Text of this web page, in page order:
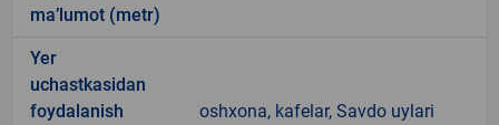
ma’lumot (metr)
Yer
uchastkasidan
foydalanish
oshxona, kafelar, Savdo uylari